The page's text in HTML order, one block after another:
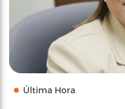
Última Hora